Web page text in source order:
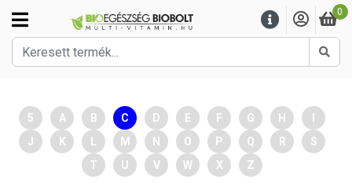
0
5 A B C D E F G H
J
K M N O P Q R
S
T
U V W X Z